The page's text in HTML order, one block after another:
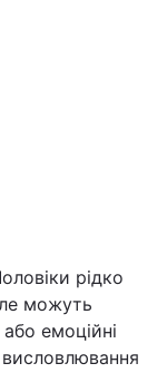
рідко
можуть
або емоційні